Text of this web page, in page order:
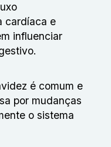
cardíaca e
influenciar
é comum e
por mudanças
o sistema